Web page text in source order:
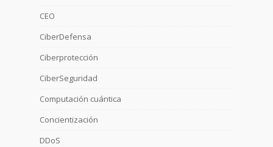
CEO
CiberDefensa
Ciberprotección
CiberSeguridad
Computación cuántica
Concientización
DDoS